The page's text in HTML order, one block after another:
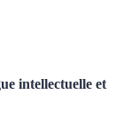
intellectuelle et